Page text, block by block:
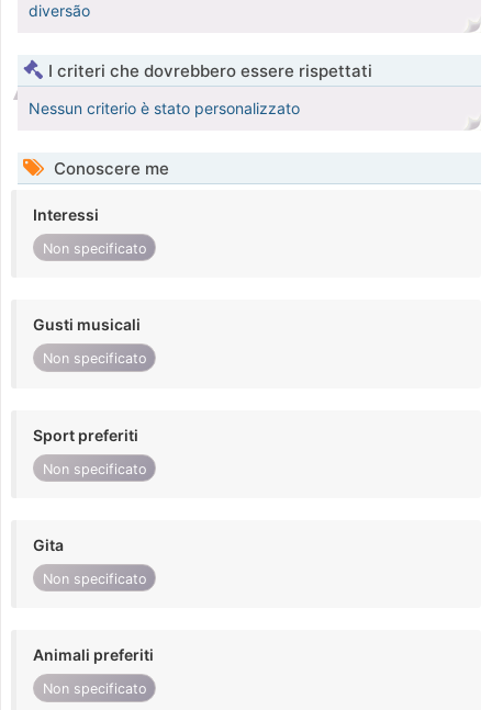
diversão
I criteri che dovrebbero essere rispettati
Nessun criterio è stato personalizzato
Conoscere me
Interessi
Non specificato
Gusti musicali
Non specificato
Sport preferiti
Non specificato
Gita
Non specificato
Animali preferiti
Non specificato